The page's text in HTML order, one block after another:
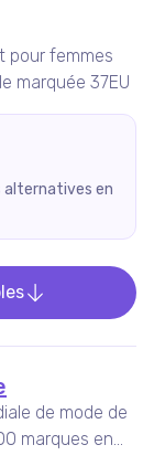
pour femmes
marquée 37EU
alternatives en
de mode de
marques en